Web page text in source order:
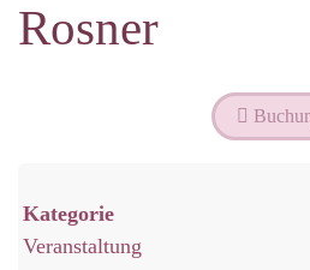
Rosner
Kategorie
Veranstaltung